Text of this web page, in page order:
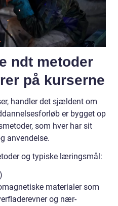
ndt metoder
på kurserne
handler det sjældent om
er bygget op
som hver har sit
anvendelse.
og typiske læringsmål:
materialer som
og nær-